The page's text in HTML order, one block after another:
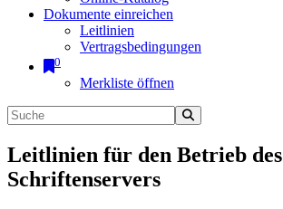
Dokumente einreichen
Leitlinien
Vertragsbedingungen
0
Merkliste öffnen
Leitlinien für den Betrieb des
Schriftenservers